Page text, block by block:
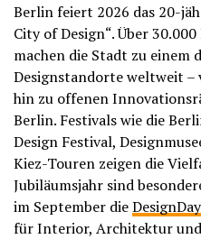
Berlin feiert 2026 das 20-
City of Design“. Über
machen die Stadt zu einem
Designstandorte weltweit –
hin zu offenen
Berlin. Festivals wie die
Design Festival,
Kiez-Touren zeigen die
Jubiläumsjahr sind
im September die
für Interior, Architektur und